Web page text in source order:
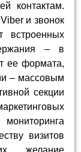
контактам.
и звонок
встроенных
– в
ее формата,
– массовым
секции
визитов